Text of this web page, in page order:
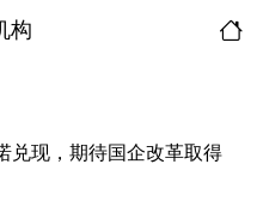
构
兑现，期待国企改革取得